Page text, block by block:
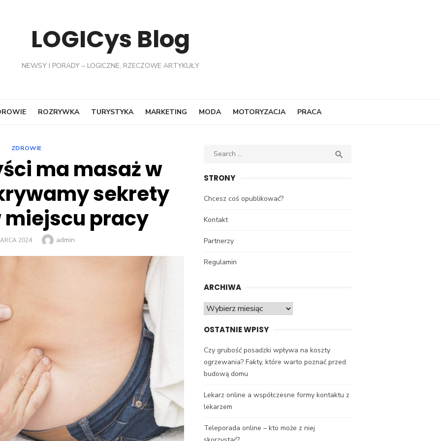
LOGICys Blog
NEWSY I PORADY – LOGICZNE, RZECZOWE ARTYKUŁY
ROZRYWKA TURYSTYKA MARKETING MODA MOTORYZACJA PRACA
ZDROWIE
ma masaż w
sekrety
miejscu pracy
2024 Author
admin
Search

STRONY
Chcesz coś opublikować?
Kontakt
Partnerzy
Regulamin
ARCHIWA
Archiwa
OSTATNIE WPISY
Czy grubość posadzki wpływa na koszty
ogrzewania? Fakty, które warto poznać przed
budową domu
Lekarz online a współczesne formy kontaktu z
lekarzem
Teleporada online – kto może z niej